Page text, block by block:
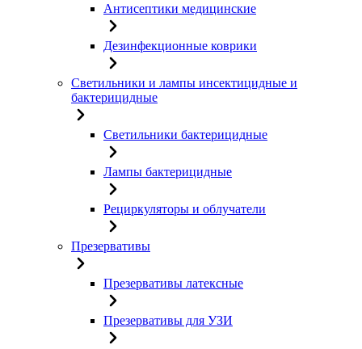
Антисептики медицинские
Дезинфекционные коврики
Светильники и лампы инсектицидные и
бактерицидные
Светильники бактерицидные
Лампы бактерицидные
Рециркуляторы и облучатели
Презервативы
Презервативы латексные
Презервативы для УЗИ